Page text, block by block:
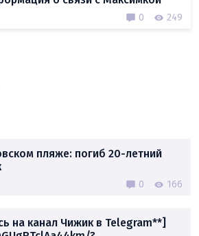
0 249
пляже: погиб 20-летний
0 166
на канал Чижик в Telegram**]